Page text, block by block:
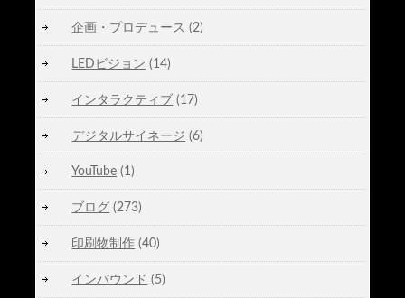
企画・プロデュース (2)
LEDビジョン (14)
インタラクティブ (17)
デジタルサイネージ (6)
YouTube (1)
ブログ (273)
印刷物制作 (40)
インバウンド (5)